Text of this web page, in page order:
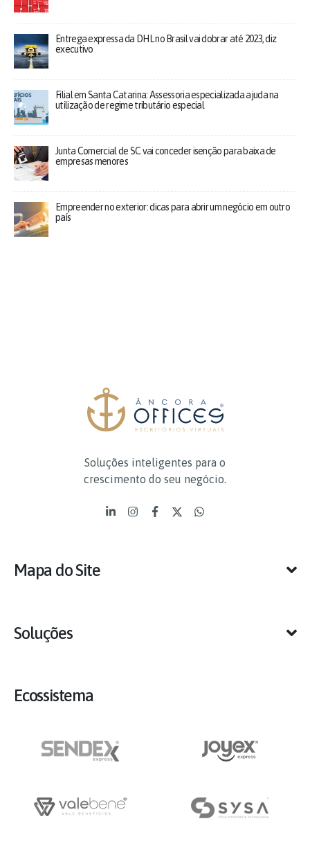
Entrega expressa da DHL no Brasil vai dobrar até 2023, diz
executivo
Filial em Santa Catarina: Assessoria especializada ajuda na
utilização de regime tributário especial
Junta Comercial de SC vai conceder isenção para baixa de
empresas menores
Empreender no exterior: dicas para abrir um negócio em outro
país
Soluções inteligentes para o
crescimento do seu negócio.
Mapa do Site
Soluções
Ecossistema